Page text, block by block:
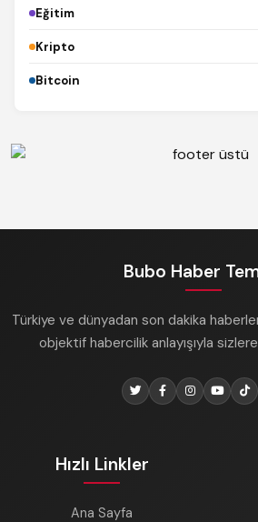
Eğitim
Kripto
Bitcoin
Bubo Haber
Türkiye ve dünyadan son dakika
objektif habercilik anlayışıyla
Hızlı Linkler
Ana Sayfa